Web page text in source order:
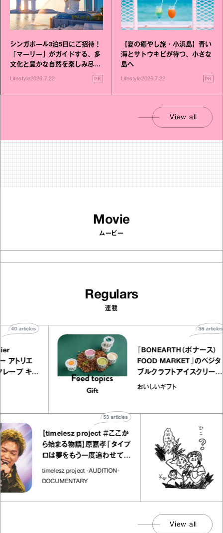
シンガポール3泊5日にご招待！
「マーリー」がガイドする、多
文化と豊かな自然を楽しみ尽く
Lifestyle2026.7.22 PR
【夏の癒やし旅・小浜島】青い
海とサトウキビが待つ、小さな
島へ
Lifestyle2026.7.22 PR
View all
Movie
ムービー
Regulars
連載
atelier
アリー アトリエ
ミルクレープ キャ
40
『BONEARTH（ボナ
FOOD MARKET』
ブルクラフトアイス
｜真野知子の「おい
おいしいギフト
【timelesz project ＃ここか
ら始まる物語】原嘉孝「タイプ
ロは夢をもう一度追わせてく
れた場所」
timelesz project -AUDITION-
DOCUMENTARY
articles
View all